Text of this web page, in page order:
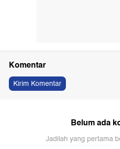
Komentar
Kirim Komentar
Belum ada
Jadilah yang pertama